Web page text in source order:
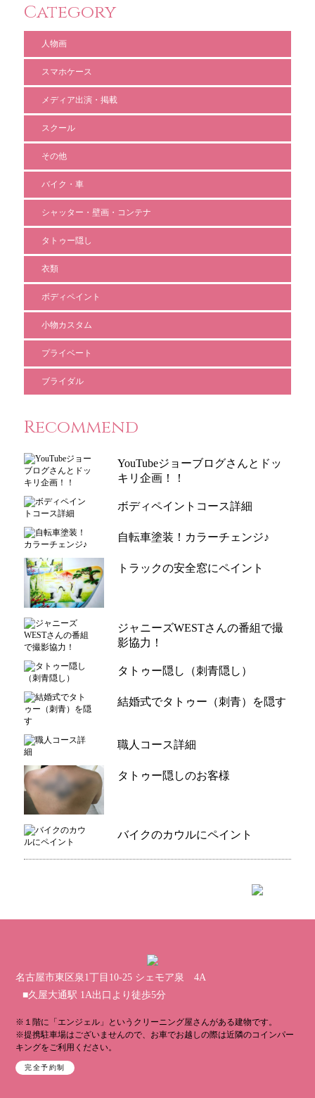
Category
人物画
スマホケース
メディア出演・掲載
スクール
その他
バイク・車
シャッター・壁画・コンテナ
タトゥー隠し
衣類
ボディペイント
小物カスタム
プライベート
ブライダル
Recommend
YouTubeジョーブログさんとドッ
キリ企画！！
ボディペイントコース詳細
自転車塗装！カラーチェンジ♪
トラックの安全窓にペイント
ジャニーズWESTさんの番組で撮
影協力！
タトゥー隠し（刺青隠し）
結婚式でタトゥー（刺青）を隠す
職人コース詳細
タトゥー隠しのお客様
バイクのカウルにペイント
名古屋市東区泉1丁目10-25 シェモア泉 4A
■久屋大通駅 1A出口より徒歩5分
※１階に「エンジェル」というクリーニング屋さんがある建物です。
※提携駐車場はございませんので、お車でお越しの際は近隣のコインパー
キングをご利用ください。
完全予約制